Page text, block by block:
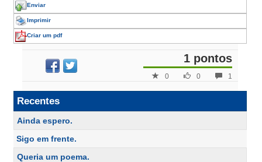
Enviar
Imprimir
Criar um pdf
1 pontos
1
0
0
Recentes
Ainda espero.
Sigo em frente.
Queria um poema.